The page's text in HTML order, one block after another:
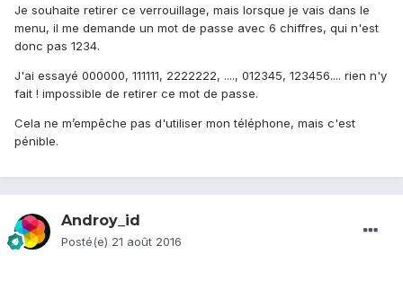
Je souhaite retirer ce verrouillage, mais lorsque je vais dans le
menu, il me demande un mot de passe avec 6 chiffres, qui n'est
donc pas 1234.
J'ai essayé 000000, 111111, 2222222, ...., 012345, 123456.... rien n'y
fait ! impossible de retirer ce mot de passe.
Cela ne m’empêche pas d'utiliser mon téléphone, mais c'est
pénible.
Androy_id
Posté(e) 21 août 2016